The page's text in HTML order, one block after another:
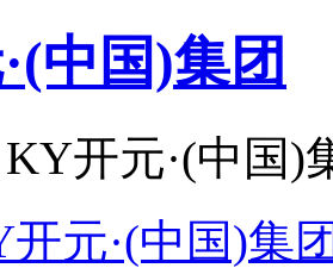
中国)集团
开元·(中国)
元·(中国)集